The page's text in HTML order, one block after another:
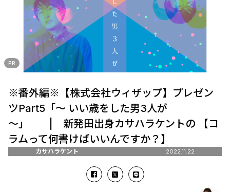
PR
※番外編※【株式会社ウィザップ】プレゼン
ツPart5「～ いい歳をした男3人が
～」 | 新発田出身カサハラケントの 【コ
ラムって何書けばいいんですか？】
カサハラケント 2022.11.22